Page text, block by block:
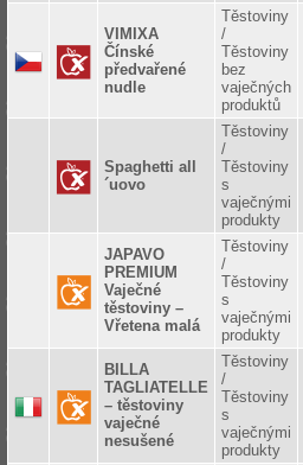
VIMIXA
Čínské
předvařené
nudle
Těstoviny
/
Těstoviny
bez
vaječných
produktů
Spaghetti all
´uovo
Těstoviny
/
Těstoviny
s
vaječnými
produkty
JAPAVO
PREMIUM
Vaječné
těstoviny –
Vřetena malá
Těstoviny
/
Těstoviny
s
vaječnými
produkty
BILLA
TAGLIATELLE
– těstoviny
vaječné
nesušené
Těstoviny
/
Těstoviny
s
vaječnými
produkty